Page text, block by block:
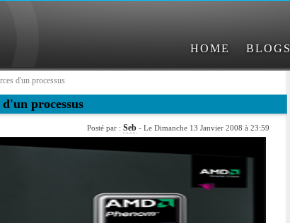
HOME BLOGS
d'un processus
processus
Posté par : Seb - Le Dimanche 13 Janvier 2008 à 23:59